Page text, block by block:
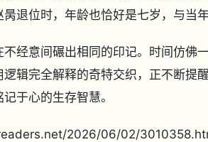
退位时，年龄也恰好是七岁，与当
经意间碾出相同的印记。时间仿佛
辑完全解释的奇特交织，正不断提
于心的生存智慧。
2026/06/02/